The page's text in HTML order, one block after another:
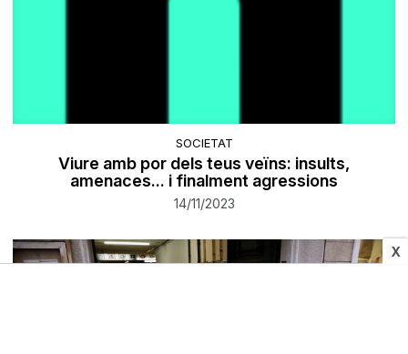
X
SOCIETAT
Viure amb por dels teus veïns: insults,
amenaces... i finalment agressions
14/11/2023